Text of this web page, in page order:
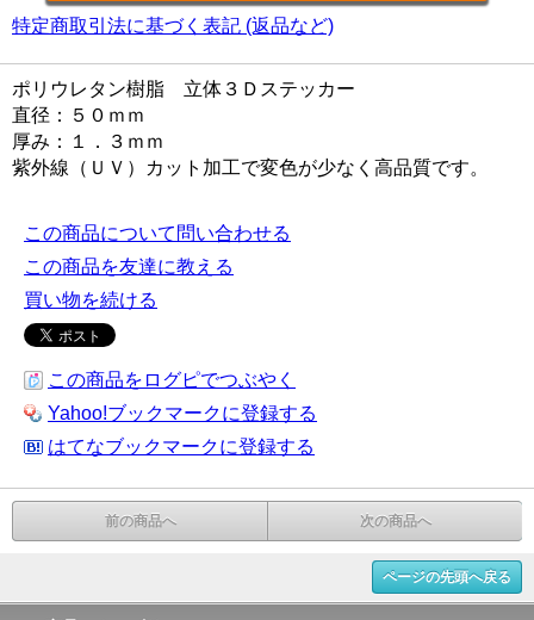
特定商取引法に基づく表記 (返品など)
ポリウレタン樹脂 立体３Ｄステッカー
直径：５０ｍｍ
厚み：１．３ｍｍ
紫外線（ＵＶ）カット加工で変色が少なく高品質です。
この商品について問い合わせる
この商品を友達に教える
買い物を続ける
この商品をログピでつぶやく
Yahoo!ブックマークに登録する
はてなブックマークに登録する
前の商品へ 次の商品へ
ページの先頭へ戻る